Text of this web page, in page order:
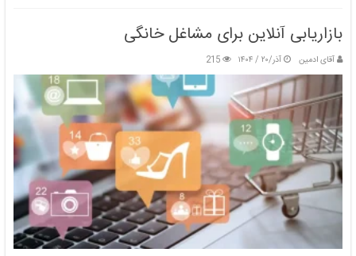
بازاریابی آنلاین برای مشاغل خانگی
آقای ادمین آذر/۲۰ / ۱۴۰۴ 215